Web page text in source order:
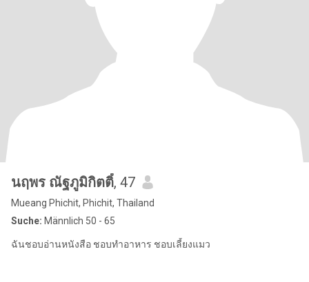
นฤพร ณัฐภูมิกิตติ์, 47
Mueang Phichit, Phichit, Thailand
Suche: Männlich 50 - 65
ฉันชอบอ่านหนังสือ ชอบทำอาหาร ชอบเลี้ยงแมว